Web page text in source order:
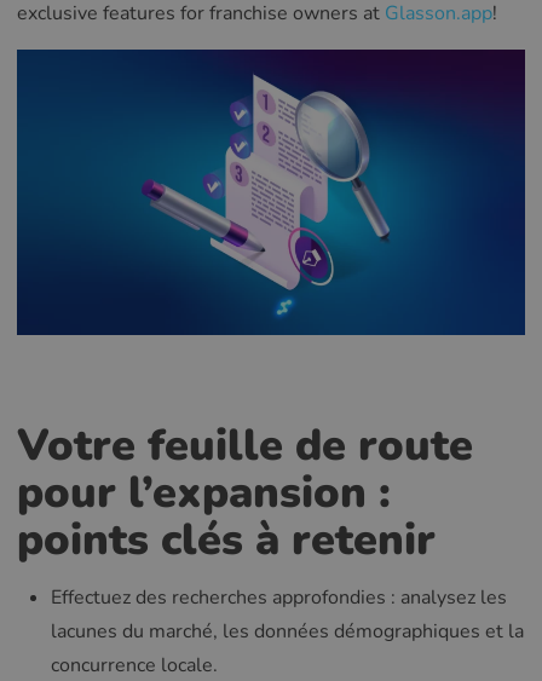
exclusive features for franchise owners at Glasson.app!
Votre feuille de route
pour l’expansion :
points clés à retenir
Effectuez des recherches approfondies : analysez les
lacunes du marché, les données démographiques et la
concurrence locale.